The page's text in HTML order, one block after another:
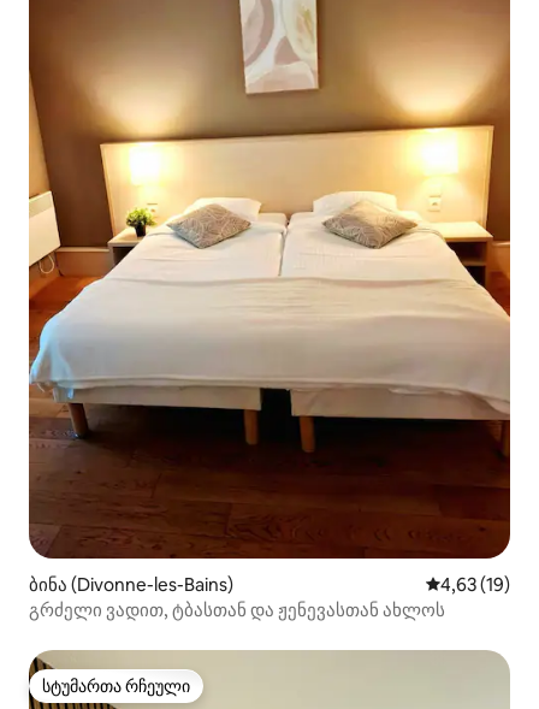
ბინა (Divonne-les-Bains) საშუალო
4,63 (19)
გრძელი ვადით, ტბასთან და ჟენევასთან ახლოს
სტუმართა რჩეული
სტუმართა რჩეული